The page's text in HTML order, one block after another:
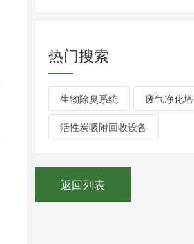
热门搜索
生物除臭系统 废气净化塔
活性炭吸附回收设备
返回列表